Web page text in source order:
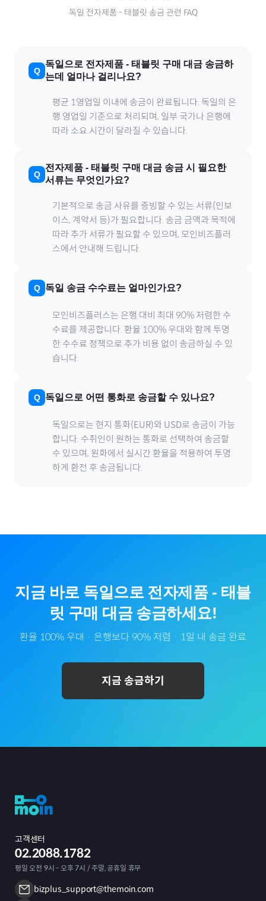
독일 전자제품 - 태블릿 송금 관련 FAQ
독일 으로 전자제품 - 태블릿 구매 대금 송금하
는데 얼마나 걸리나요?
평균 1영업일 이내에 송금이 완료됩니다. 독일의 은
행 영업일 기준으로 처리되며, 일부 국가나 은행에
따라 소요 시간이 달라질 수 있습니다.
전자제품 - 태블릿 구매 대금 송금 시 필요한
서류는 무엇인가요?
기본적으로 송금 사유를 증빙할 수 있는 서류(인보
이스, 계약서 등)가 필요합니다. 송금 금액과 목적에
따라 추가 서류가 필요할 수 있으며, 모인비즈플러
스에서 안내해 드립니다.
독일 송금 수수료는 얼마인가요?
모인비즈플러스는 은행 대비 최대 90% 저렴한 수
수료를 제공합니다. 환율 100% 우대와 함께 투명
한 수수료 정책으로 추가 비용 없이 송금하실 수 있
습니다.
독일 으로 어떤 통화로 송금할 수 있나요?
독일으로는 현지 통화(EUR)와 USD로 송금이 가능
합니다. 수취인이 원하는 통화로 선택하여 송금할
수 있으며, 원화에서 실시간 환율을 적용하여 투명
하게 환전 후 송금됩니다.
지금 바로 독일으로 전자제품- 태블
릿 구매 대금 송금하세요!
환율 100% 우대 · 은행보다 90% 저렴 · 1일 내 송금 완료
지금 송금하기
고객센터
02.2088.1782
평일 오전 9시 - 오후 7시 / 주말, 공휴일 휴무
bizplus_support@themoin.com